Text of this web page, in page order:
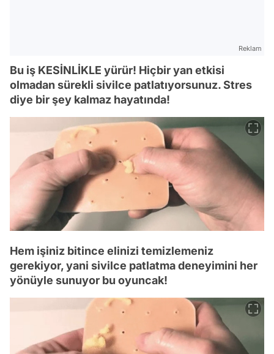
Reklam
Bu iş KESİNLİKLE yürür! Hiçbir yan etkisi
olmadan sürekli sivilce patlatıyorsunuz. Stres
diye bir şey kalmaz hayatında!
Hem işiniz bitince elinizi temizlemeniz
gerekiyor, yani sivilce patlatma deneyimini her
yönüyle sunuyor bu oyuncak!